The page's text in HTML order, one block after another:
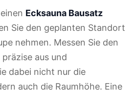
Ecksauna Bausatz
Sie den geplanten Standort
nehmen. Messen Sie den
aus und
dabei nicht nur die
auch die Raumhöhe. Eine